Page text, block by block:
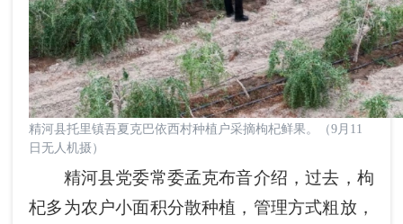
精河县托里镇吾夏克巴依西村种植户采摘枸杞鲜果。（9月11
日无人机摄）
精河县党委常委孟克布音介绍，过去，枸
杞多为农户小面积分散种植，管理方式粗放，